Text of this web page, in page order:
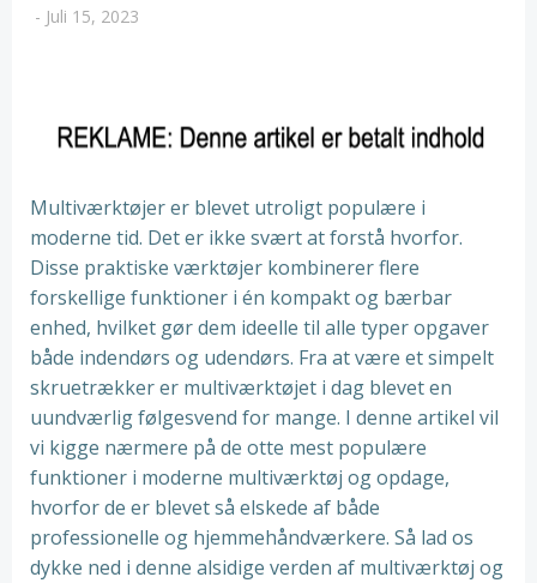
- Juli 15, 2023
Multiværktøjer er blevet utroligt populære i
moderne tid. Det er ikke svært at forstå hvorfor.
Disse praktiske værktøjer kombinerer flere
forskellige funktioner i én kompakt og bærbar
enhed, hvilket gør dem ideelle til alle typer opgaver
både indendørs og udendørs. Fra at være et simpelt
skruetrækker er multiværktøjet i dag blevet en
uundværlig følgesvend for mange. I denne artikel vil
vi kigge nærmere på de otte mest populære
funktioner i moderne multiværktøj og opdage,
hvorfor de er blevet så elskede af både
professionelle og hjemmehåndværkere. Så lad os
dykke ned i denne alsidige verden af multiværktøj og